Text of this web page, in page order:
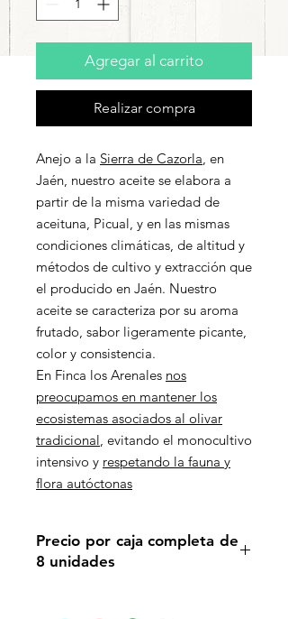
Agregar al carrito
Realizar compra
Anejo a la Sierra de Cazorla, en
Jaén, nuestro aceite se elabora a
partir de la misma variedad de
aceituna, Picual, y en las mismas
condiciones climáticas, de altitud y
métodos de cultivo y extracción que
el producido en Jaén. Nuestro
aceite se caracteriza por su aroma
frutado, sabor ligeramente picante,
color y consistencia.
En Finca los Arenales nos
preocupamos en mantener los
ecosistemas asociados al olivar
tradicional, evitando el monocultivo
intensivo y respetando la fauna y
flora autóctonas
Precio por caja completa de
8 unidades